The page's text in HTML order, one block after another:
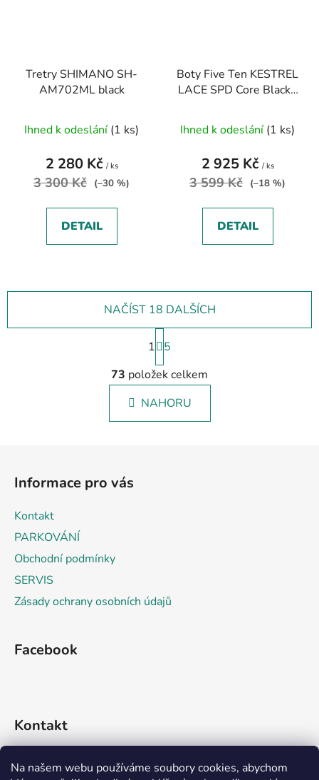
Na našem webu používáme soubory cookies, abychom
Tretry SHIMANO SH-
AM702ML black
Ihned k odeslání (1 ks)
2 280 Kč / ks
3 300 Kč (–30 %)
DETAIL
Boty Five Ten KESTREL
LACE SPD Core Black /
Ihned k odeslání (1 ks)
2 925 Kč / ks
3 599 Kč (–18 %)
DETAIL
O
v
l
á
d
p
NAČÍST 18 DALŠÍCH
S
t
r
á
n
k
1
5
73 položek celkem
NAHORU
Informace pro vás
Kontakt
PARKOVÁNÍ
Obchodní podmínky
SERVIS
Zásady ochrany osobních údajů
Facebook
Kontakt
info@rideko.cz